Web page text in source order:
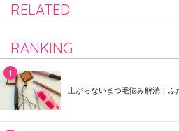
RELATED
RANKING
上がらないまつ毛悩み解消！ふ